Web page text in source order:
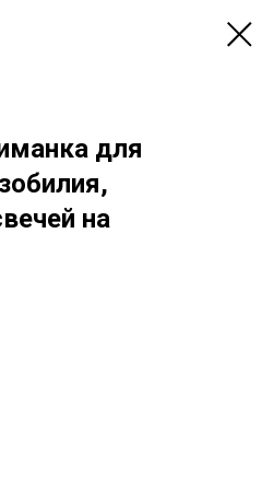
для
на